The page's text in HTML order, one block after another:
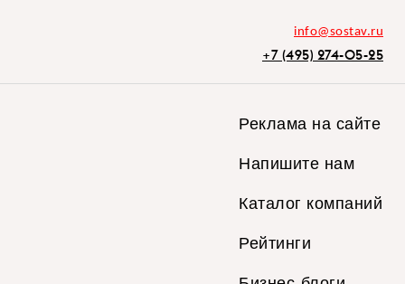
info@sostav.ru
+7 (495) 274-05-25
Реклама на сайте
Напишите нам
Каталог компаний
Рейтинги